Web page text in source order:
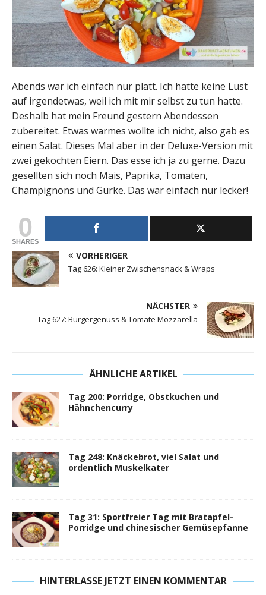
Abends war ich einfach nur platt. Ich hatte keine Lust
auf irgendetwas, weil ich mit mir selbst zu tun hatte.
Deshalb hat mein Freund gestern Abendessen
zubereitet. Etwas warmes wollte ich nicht, also gab es
einen Salat. Dieses Mal aber in der Deluxe-Version mit
zwei gekochten Eiern. Das esse ich ja zu gerne. Dazu
gesellten sich noch Mais, Paprika, Tomaten,
Champignons und Gurke. Das war einfach nur lecker!
0
SHARES
VORHERIGER
Tag 626: Kleiner Zwischensnack & Wraps
NÄCHSTER
Tag 627: Burgergenuss & Tomate Mozzarella
ÄHNLICHE ARTIKEL
Tag 200: Porridge, Obstkuchen und
Hähnchencurry
Tag 248: Knäckebrot, viel Salat und
ordentlich Muskelkater
Tag 31: Sportfreier Tag mit Bratapfel-
Porridge und chinesischer Gemüsepfanne
HINTERLASSE JETZT EINEN KOMMENTAR